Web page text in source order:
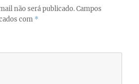
não será publicado. Campos
com *